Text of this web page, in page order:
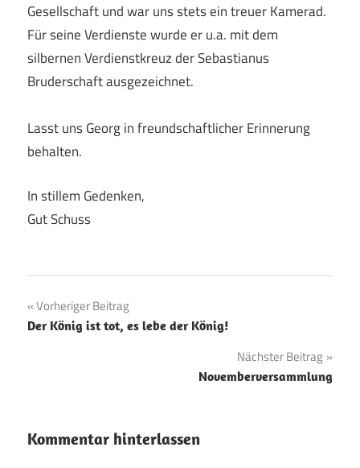
Gesellschaft und war uns stets ein treuer Kamerad.
Für seine Verdienste wurde er u.a. mit dem
silbernen Verdienstkreuz der Sebastianus
Bruderschaft ausgezeichnet.
Lasst uns Georg in freundschaftlicher Erinnerung
behalten.
In stillem Gedenken,
Gut Schuss
Beitragsnavigation
Vorheriger Beitrag
Der König ist tot, es lebe der König!
Nächster Beitrag
Novemberversammlung
Kommentar hinterlassen